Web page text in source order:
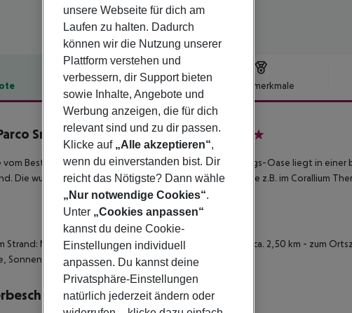
Hotelbeschreibung Hotelmerkmale
Smeraldo Terme & Residence
vom Besten für Ihren Ischia-Urlaub: Diese herrliche Erholungs-Oase liegt in
Die wunderbare Wirkung des Thermalwassers erleben Sie z.B. im Corallium
Strand: Maronti-Strand - zum Ortszentrum: Sant Angelo, ca. 2,50 km - zum
Sonnenschirme, Liegen, je nach Verfügbarkeit
unsere Webseite für dich am
Laufen zu halten. Dadurch
können wir die Nutzung unserer
Plattform verstehen und
verbessern, dir Support bieten
sowie Inhalte, Angebote und
Werbung anzeigen, die für dich
relevant sind und zu dir passen.
Klicke auf „Alle akzeptieren“,
wenn du einverstanden bist. Dir
reicht das Nötigste? Dann wähle
„Nur notwendige Cookies“.
Unter „Cookies anpassen“
kannst du deine Cookie-
Einstellungen individuell
anpassen. Du kannst deine
Privatsphäre-Einstellungen
natürlich jederzeit ändern oder